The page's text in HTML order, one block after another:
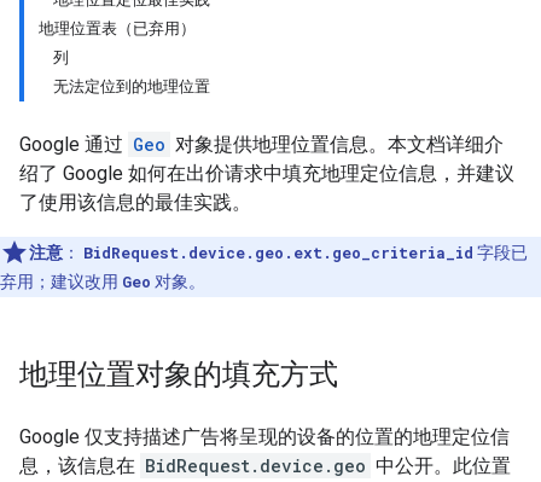
地理位置表（已弃用）
列
无法定位到的地理位置
Google 通过 Geo 对象提供地理位置信息。本文档详细介
绍了 Google 如何在出价请求中填充地理定位信息，并建议
了使用该信息的最佳实践。
注意 ： BidRequest.device.geo.ext.geo_criteria_id 字段已
弃用；建议改用 Geo 对象。
地理位置对象的填充方式
Google 仅支持描述广告将呈现的设备的位置的地理定位信
息，该信息在 BidRequest.device.geo 中公开。此位置